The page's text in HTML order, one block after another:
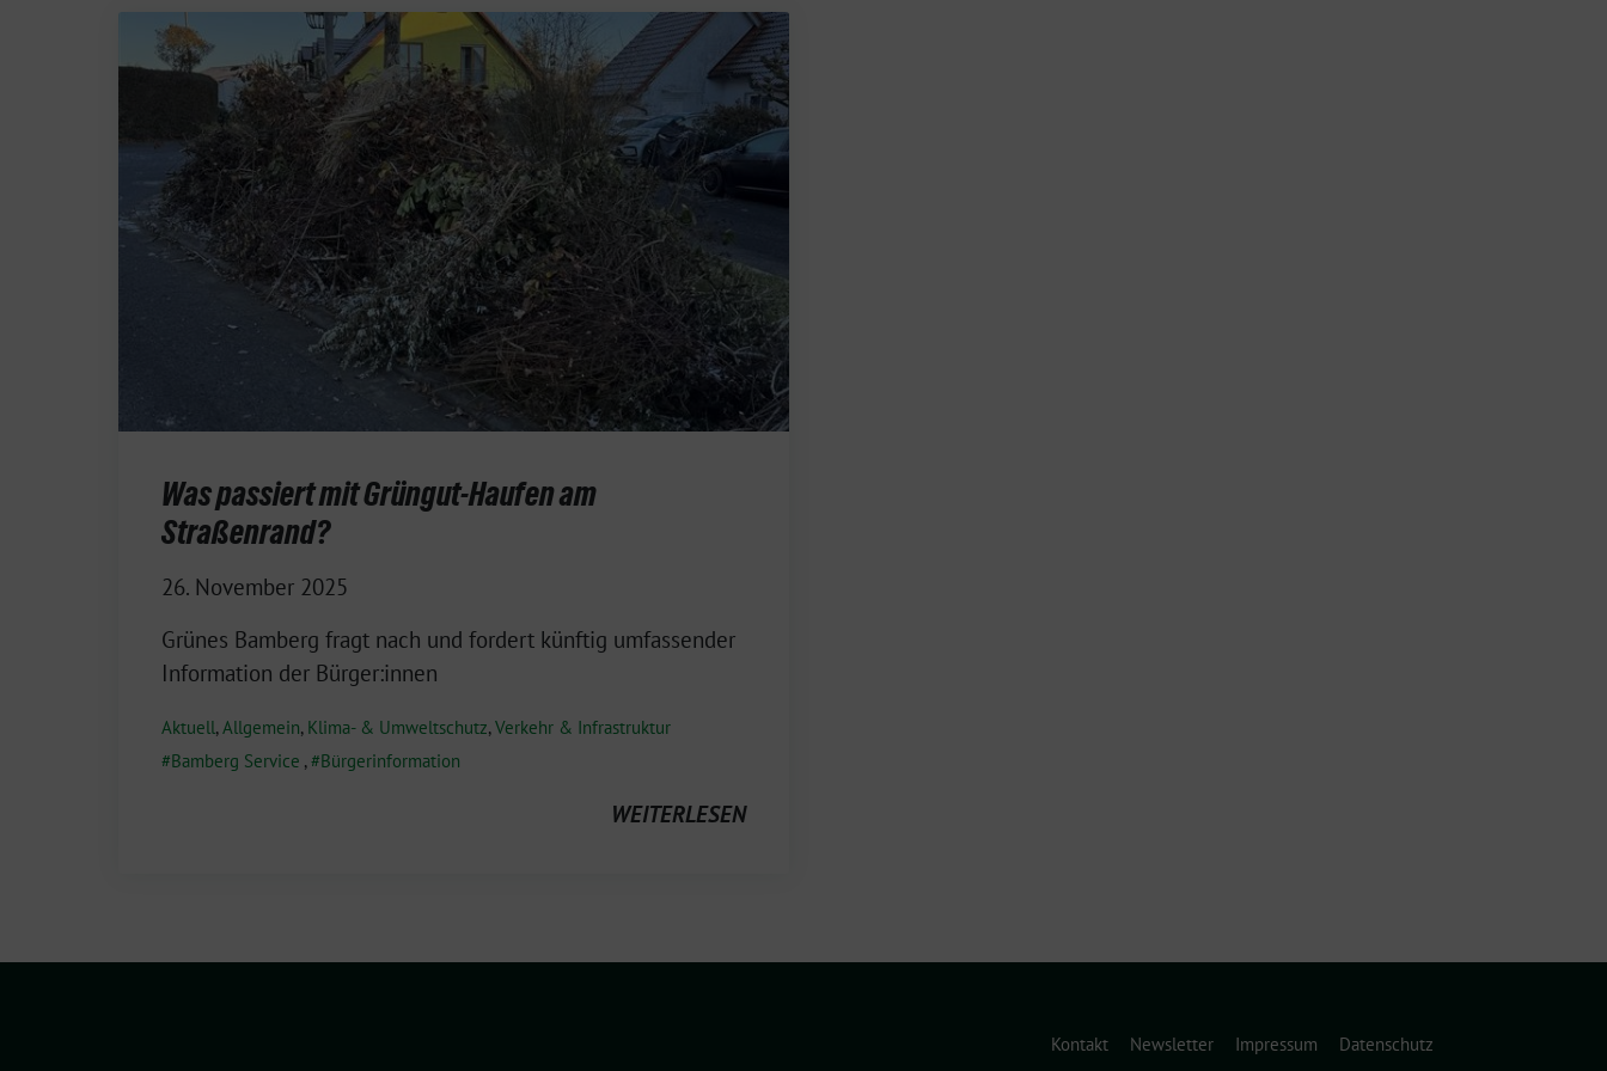
Was passiert mit Grüngut-Haufen am
Straßenrand?
26. November 2025
Grünes Bamberg fragt nach und fordert künftig umfassender
Information der Bürger:innen
Aktuell,Allgemein, Klima- & Umweltschutz,Verkehr & Infrastruktur
Bamberg Service , Bürgerinformation
WEITERLESEN
Kontakt Newsletter Impressum Datenschutz